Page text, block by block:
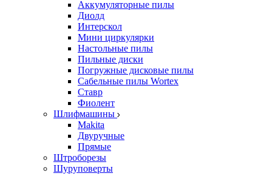
Аккумуляторные пилы
Диолд
Интерскол
Мини циркулярки
Настольные пилы
Пильные диски
Погружные дисковые пилы
Сабельные пилы Wortex
Ставр
Фиолент
Шлифмашины
Makita
Двуручные
Прямые
Штроборезы
Шуруповерты